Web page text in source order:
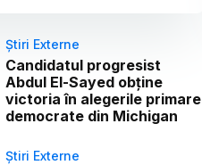
Știri Externe
Candidatul progresist
Abdul El-Sayed obține
victoria în alegerile primare
democrate din Michigan
Știri Externe